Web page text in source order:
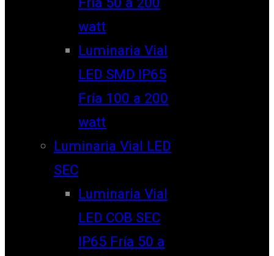
watt
Luminaria Vial
LED SMD IP65
Fría 100 a 200
watt
Luminaria Vial LED
SEC
Luminaria Vial
LED COB SEC
IP65 Fría 50 a